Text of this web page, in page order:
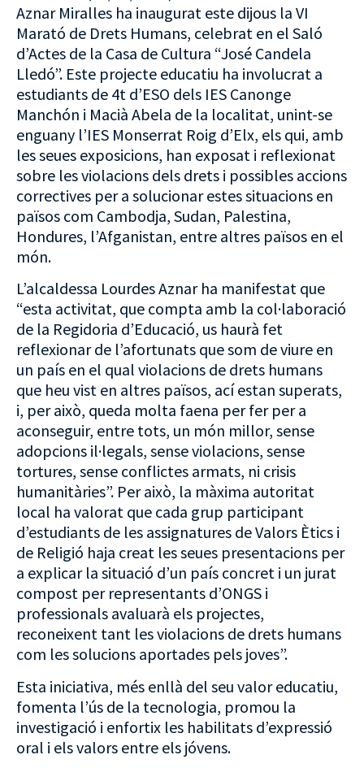
Aznar Miralles ha inaugurat este dijous la VI
Marató de Drets Humans, celebrat en el Saló
d’Actes de la Casa de Cultura “José Candela
Lledó”. Este projecte educatiu ha involucrat a
estudiants de 4t d’ESO dels IES Canonge
Manchón i Macià Abela de la localitat, unint-se
enguany l’IES Monserrat Roig d’Elx, els qui, amb
les seues exposicions, han exposat i reflexionat
sobre les violacions dels drets i possibles accions
correctives per a solucionar estes situacions en
països com Cambodja, Sudan, Palestina,
Hondures, l’Afganistan, entre altres països en el
món.
L’alcaldessa Lourdes Aznar ha manifestat que
“esta activitat, que compta amb la col·laboració
de la Regidoria d’Educació, us haurà fet
reflexionar de l’afortunats que som de viure en
un país en el qual violacions de drets humans
que heu vist en altres països, ací estan superats,
i, per això, queda molta faena per fer per a
aconseguir, entre tots, un món millor, sense
adopcions il·legals, sense violacions, sense
tortures, sense conflictes armats, ni crisis
humanitàries”. Per això, la màxima autoritat
local ha valorat que cada grup participant
d’estudiants de les assignatures de Valors Ètics i
de Religió haja creat les seues presentacions per
a explicar la situació d’un país concret i un jurat
compost per representants d’ONGS i
professionals avaluarà els projectes,
reconeixent tant les violacions de drets humans
com les solucions aportades pels joves”.
Esta iniciativa, més enllà del seu valor educatiu,
fomenta l’ús de la tecnologia, promou la
investigació i enfortix les habilitats d’expressió
oral i els valors entre els jóvens.